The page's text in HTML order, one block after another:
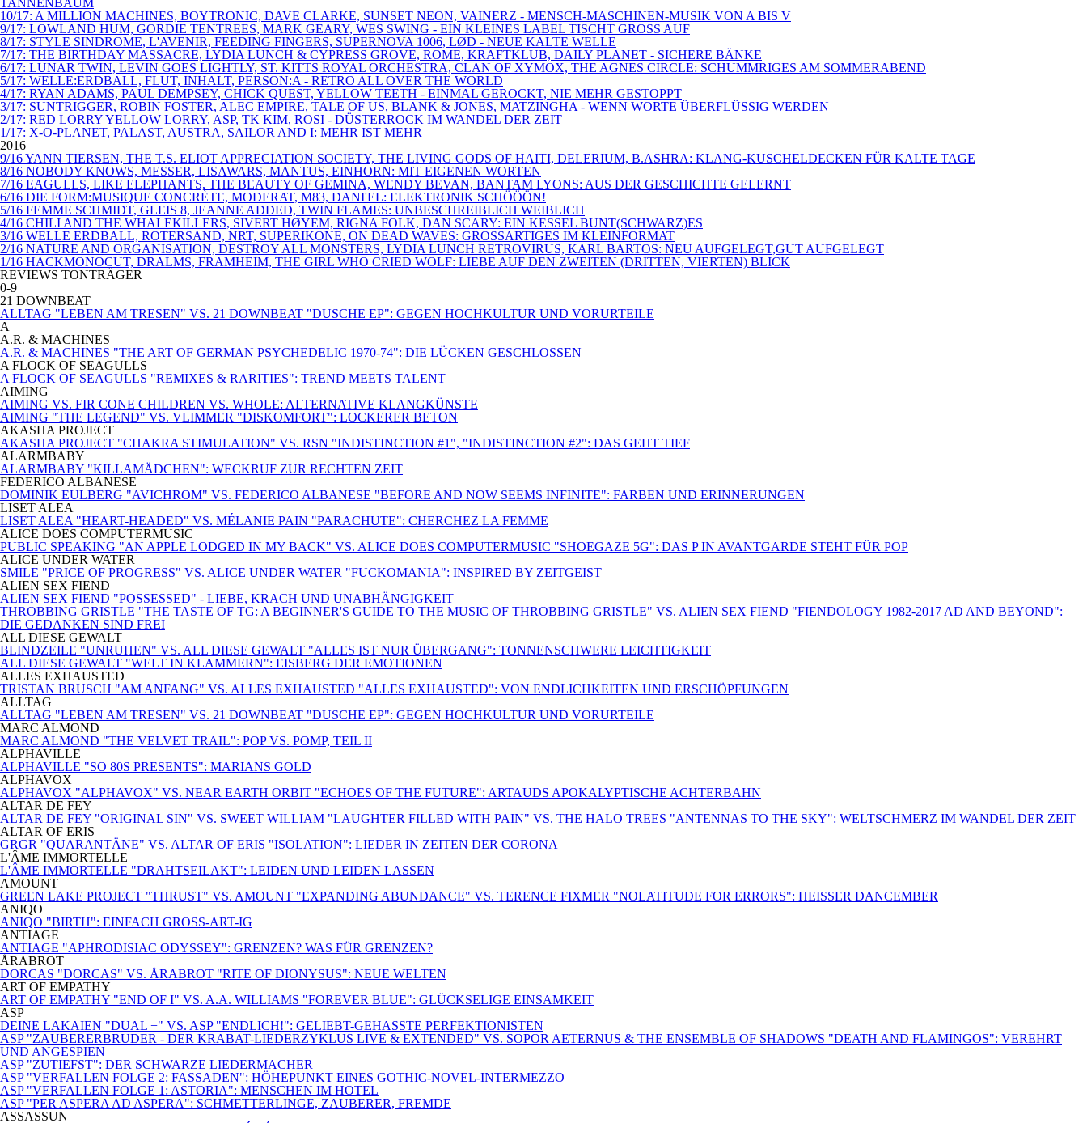
TANNENBAUM
10/17: A MILLION MACHINES, BOYTRONIC, DAVE CLARKE, SUNSET NEON, VAINERZ - MENSCH-MASCHINEN-MUSIK VON A BIS V
9/17: LOWLAND HUM, GORDIE TENTREES, MARK GEARY, WES SWING - EIN KLEINES LABEL TISCHT GROSS AUF
8/17: STYLE SINDROME, L'AVENIR, FEEDING FINGERS, SUPERNOVA 1006, LØD - NEUE KALTE WELLE
7/17: THE BIRTHDAY MASSACRE, LYDIA LUNCH & CYPRESS GROVE, ROME, KRAFTKLUB, DAILY PLANET - SICHERE BÄNKE
6/17: LUNAR TWIN, LEVIN GOES LIGHTLY, ST. KITTS ROYAL ORCHESTRA, CLAN OF XYMOX, THE AGNES CIRCLE: SCHUMMRIGES AM SOMMERABEND
5/17: WELLE:ERDBALL, FLUT, INHALT, PERSON:A - RETRO ALL OVER THE WORLD
4/17: RYAN ADAMS, PAUL DEMPSEY, CHICK QUEST, YELLOW TEETH - EINMAL GEROCKT, NIE MEHR GESTOPPT
3/17: SUNTRIGGER, ROBIN FOSTER, ALEC EMPIRE, TALE OF US, BLANK & JONES, MATZINGHA - WENN WORTE ÜBERFLÜSSIG WERDEN
2/17: RED LORRY YELLOW LORRY, ASP, TK KIM, ROSI - DÜSTERROCK IM WANDEL DER ZEIT
1/17: X-O-PLANET, PALAST, AUSTRA, SAILOR AND I: MEHR IST MEHR
2016
9/16 YANN TIERSEN, THE T.S. ELIOT APPRECIATION SOCIETY, THE LIVING GODS OF HAITI, DELERIUM, B.ASHRA: KLANG-KUSCHELDECKEN FÜR KALTE TAGE
8/16 NOBODY KNOWS, MESSER, LISAWARS, MANTUS, EINHORN: MIT EIGENEN WORTEN
7/16 EAGULLS, LIKE ELEPHANTS, THE BEAUTY OF GEMINA, WENDY BEVAN, BANTAM LYONS: AUS DER GESCHICHTE GELERNT
6/16 DIE FORM:MUSIQUE CONCRÈTE, MODERAT, M83, DANI'EL: ELEKTRONIK SCHÖÖÖN!
5/16 FEMME SCHMIDT, GLEIS 8, JEANNE ADDED, TWIN FLAMES: UNBESCHREIBLICH WEIBLICH
4/16 CHILI AND THE WHALEKILLERS, SIVERT HØYEM, RIGNA FOLK, DAN SCARY: EIN KESSEL BUNT(SCHWARZ)ES
3/16 WELLE ERDBALL, ROTERSAND, NRT, SUPERIKONE, ON DEAD WAVES: GROSSARTIGES IM KLEINFORMAT
2/16 NATURE AND ORGANISATION, DESTROY ALL MONSTERS, LYDIA LUNCH RETROVIRUS, KARL BARTOS: NEU AUFGELEGT,GUT AUFGELEGT
1/16 HACKMONOCUT, DRALMS, FRAMHEIM, THE GIRL WHO CRIED WOLF: LIEBE AUF DEN ZWEITEN (DRITTEN, VIERTEN) BLICK
REVIEWS TONTRÄGER
0-9
21 DOWNBEAT
ALLTAG "LEBEN AM TRESEN" VS. 21 DOWNBEAT "DUSCHE EP": GEGEN HOCHKULTUR UND VORURTEILE
A
A.R. & MACHINES
A.R. & MACHINES "THE ART OF GERMAN PSYCHEDELIC 1970-74": DIE LÜCKEN GESCHLOSSEN
A FLOCK OF SEAGULLS
A FLOCK OF SEAGULLS "REMIXES & RARITIES": TREND MEETS TALENT
AIMING
AIMING VS. FIR CONE CHILDREN VS. WHOLE: ALTERNATIVE KLANGKÜNSTE
AIMING "THE LEGEND" VS. VLIMMER "DISKOMFORT": LOCKERER BETON
AKASHA PROJECT
AKASHA PROJECT "CHAKRA STIMULATION" VS. RSN "INDISTINCTION #1", "INDISTINCTION #2": DAS GEHT TIEF
ALARMBABY
ALARMBABY "KILLAMÄDCHEN": WECKRUF ZUR RECHTEN ZEIT
FEDERICO ALBANESE
DOMINIK EULBERG "AVICHROM" VS. FEDERICO ALBANESE "BEFORE AND NOW SEEMS INFINITE": FARBEN UND ERINNERUNGEN
LISET ALEA
LISET ALEA "HEART-HEADED" VS. MÉLANIE PAIN "PARACHUTE": CHERCHEZ LA FEMME
ALICE DOES COMPUTERMUSIC
PUBLIC SPEAKING "AN APPLE LODGED IN MY BACK" VS. ALICE DOES COMPUTERMUSIC "SHOEGAZE 5G": DAS P IN AVANTGARDE STEHT FÜR POP
ALICE UNDER WATER
SMILE "PRICE OF PROGRESS" VS. ALICE UNDER WATER "FUCKOMANIA": INSPIRED BY ZEITGEIST
ALIEN SEX FIEND
ALIEN SEX FIEND "POSSESSED" - LIEBE, KRACH UND UNABHÄNGIGKEIT
THROBBING GRISTLE "THE TASTE OF TG: A BEGINNER'S GUIDE TO THE MUSIC OF THROBBING GRISTLE" VS. ALIEN SEX FIEND "FIENDOLOGY 1982-2017 AD AND BEYOND":
DIE GEDANKEN SIND FREI
ALL DIESE GEWALT
BLINDZEILE "UNRUHEN" VS. ALL DIESE GEWALT "ALLES IST NUR ÜBERGANG": TONNENSCHWERE LEICHTIGKEIT
ALL DIESE GEWALT "WELT IN KLAMMERN": EISBERG DER EMOTIONEN
ALLES EXHAUSTED
TRISTAN BRUSCH "AM ANFANG" VS. ALLES EXHAUSTED "ALLES EXHAUSTED": VON ENDLICHKEITEN UND ERSCHÖPFUNGEN
ALLTAG
ALLTAG "LEBEN AM TRESEN" VS. 21 DOWNBEAT "DUSCHE EP": GEGEN HOCHKULTUR UND VORURTEILE
MARC ALMOND
MARC ALMOND "THE VELVET TRAIL": POP VS. POMP, TEIL II
ALPHAVILLE
ALPHAVILLE "SO 80S PRESENTS": MARIANS GOLD
ALPHAVOX
ALPHAVOX "ALPHAVOX" VS. NEAR EARTH ORBIT "ECHOES OF THE FUTURE": ARTAUDS APOKALYPTISCHE ACHTERBAHN
ALTAR DE FEY
ALTAR DE FEY "ORIGINAL SIN" VS. SWEET WILLIAM "LAUGHTER FILLED WITH PAIN" VS. THE HALO TREES "ANTENNAS TO THE SKY": WELTSCHMERZ IM WANDEL DER ZEIT
ALTAR OF ERIS
GRGR "QUARANTÄNE" VS. ALTAR OF ERIS "ISOLATION": LIEDER IN ZEITEN DER CORONA
L'ÂME IMMORTELLE
L'ÂME IMMORTELLE "DRAHTSEILAKT": LEIDEN UND LEIDEN LASSEN
AMOUNT
GREEN LAKE PROJECT "THRUST" VS. AMOUNT "EXPANDING ABUNDANCE" VS. TERENCE FIXMER "NOLATITUDE FOR ERRORS": HEISSER DANCEMBER
ANIQO
ANIQO "BIRTH": EINFACH GROSS-ART-IG
ANTIAGE
ANTIAGE "APHRODISIAC ODYSSEY": GRENZEN? WAS FÜR GRENZEN?
ÅRABROT
DORCAS "DORCAS" VS. ÅRABROT "RITE OF DIONYSUS": NEUE WELTEN
ART OF EMPATHY
ART OF EMPATHY "END OF I" VS. A.A. WILLIAMS "FOREVER BLUE": GLÜCKSELIGE EINSAMKEIT
ASP
DEINE LAKAIEN "DUAL +" VS. ASP "ENDLICH!": GELIEBT-GEHASSTE PERFEKTIONISTEN
ASP "ZAUBERERBRUDER - DER KRABAT-LIEDERZYKLUS LIVE & EXTENDED" VS. SOPOR AETERNUS & THE ENSEMBLE OF SHADOWS "DEATH AND FLAMINGOS": VEREHRT
UND ANGESPIEN
ASP "ZUTIEFST": DER SCHWARZE LIEDERMACHER
ASP "VERFALLEN FOLGE 2: FASSADEN": HÖHEPUNKT EINES GOTHIC-NOVEL-INTERMEZZO
ASP "VERFALLEN FOLGE 1: ASTORIA": MENSCHEN IM HOTEL
ASP "PER ASPERA AD ASPERA": SCHMETTERLINGE, ZAUBERER, FREMDE
ASSASSUN